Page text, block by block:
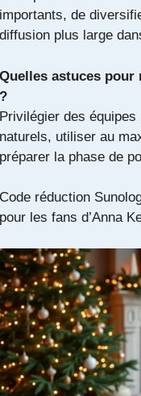
importants, de
diffusion plus large
Quelles astuces
?
Privilégier des
naturels, utiliser au
préparer la phase de
Code réduction
pour les fans d’Anna